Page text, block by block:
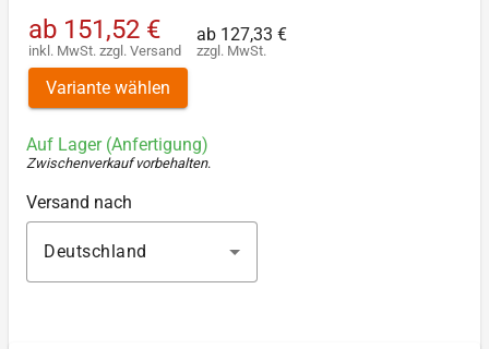
ab 151,52 €
inkl. MwSt. zzgl. Versand
ab 127,33 €
zzgl. MwSt.
Variante wählen
Auf Lager (Anfertigung)
Zwischenverkauf vorbehalten.
Versand nach
Deutschland